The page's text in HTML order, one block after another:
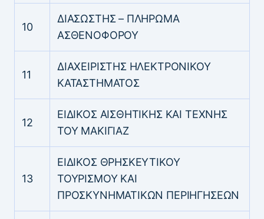
10
ΔΙΑΣΩΣΤΗΣ – ΠΛΗΡΩΜΑ
ΑΣΘΕΝΟΦΟΡΟΥ
11
ΔΙΑΧΕΙΡΙΣΤΗΣ ΗΛΕΚΤΡΟΝΙΚΟΥ
ΚΑΤΑΣΤΗΜΑΤΟΣ
12
ΕΙΔΙΚΟΣ ΑΙΣΘΗΤΙΚΗΣ ΚΑΙ ΤΕΧΝΗΣ
ΤΟΥ ΜΑΚΙΓΙΑΖ
13
ΕΙΔΙΚΟΣ ΘΡΗΣΚΕΥΤΙΚΟΥ
ΤΟΥΡΙΣΜΟΥ ΚΑΙ
ΠΡΟΣΚΥΝΗΜΑΤΙΚΩΝ ΠΕΡΙΗΓΗΣΕΩΝ